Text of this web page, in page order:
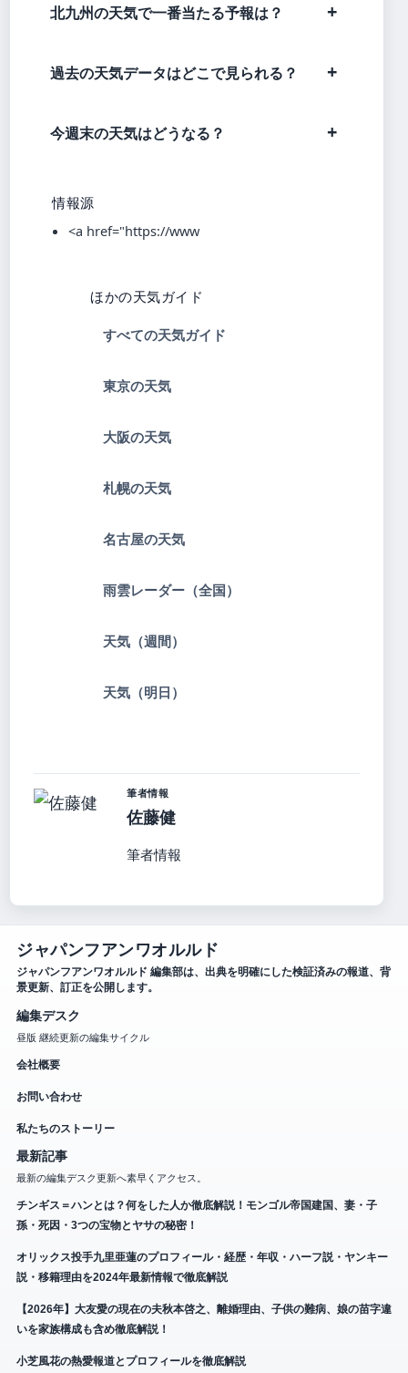
北九州の天気で一番当たる予報は？
過去の天気データはどこで見られる？
今週末の天気はどうなる？
情報源
<a href="https://www
ほかの天気ガイド
すべての天気ガイド
東京の天気
大阪の天気
札幌の天気
名古屋の天気
雨雲レーダー（全国）
天気（週間）
天気（明日）
筆者情報
佐藤健
筆者情報
ジャパンフアンワオルルド
ジャパンフアンワオルルド 編集部は、出典を明確にした検証済みの報道、背
景更新、訂正を公開します。
編集デスク
昼版 継続更新の編集サイクル
会社概要
お問い合わせ
私たちのストーリー
最新記事
最新の編集デスク更新へ素早くアクセス。
チンギス＝ハンとは？何をした人か徹底解説！モンゴル帝国建国、妻・子
孫・死因・3つの宝物とヤサの秘密！
オリックス投手九里亜蓮のプロフィール・経歴・年収・ハーフ説・ヤンキー
説・移籍理由を2024年最新情報で徹底解説
【2026年】大友愛の現在の夫秋本啓之、離婚理由、子供の難病、娘の苗字違
いを家族構成も含め徹底解説！
小芝風花の熱愛報道とプロフィールを徹底解説